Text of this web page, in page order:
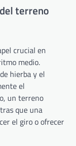
terreno
crucial en
medio.
hierba y el
el
un terreno
que una
el giro o ofrecer